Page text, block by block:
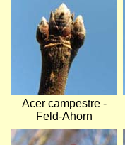
Acer campestre -
Feld-Ahorn
Bild